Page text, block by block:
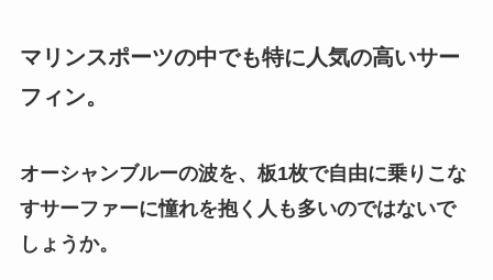
マリンスポーツの中でも特に人気の高いサー
フィン。
オーシャンブルーの波を、板1枚で自由に乗りこな
すサーファーに憧れを抱く人も多いのではないで
しょうか。